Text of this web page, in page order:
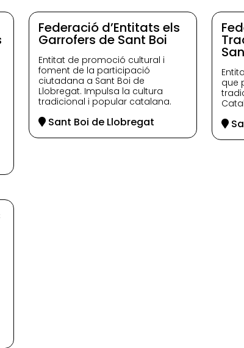
Federació d’Entitats els
Garrofers de Sant Boi
Entitat de promoció cultural i
foment de la participació
ciutadana a Sant Boi de
Llobregat. Impulsa la cultura
tradicional i popular catalana.
Sant Boi de Llobregat
que